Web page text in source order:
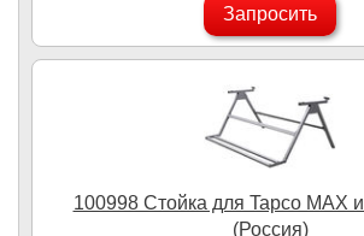
Запросить
100998 Стойка для Tapco MAX
(Россия)